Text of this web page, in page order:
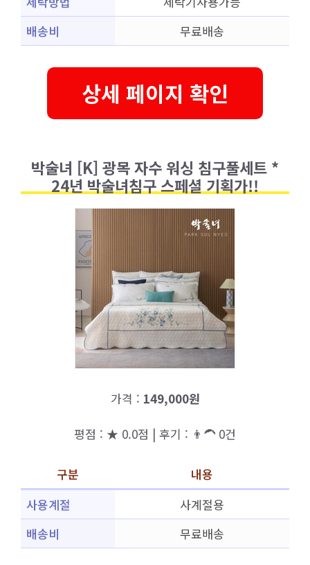
배송비
무료배송
상세 페이지 확인
박술녀 [K] 광목 자수 워싱 침구풀세트 *
24년 박술녀침구 스페셜 기획가!!
가격 : 149,000원
평점 : ★ 0.0점 | 후기 : 👨‍🦱 0건
구분
내용
사용계절
사계절용
배송비
무료배송